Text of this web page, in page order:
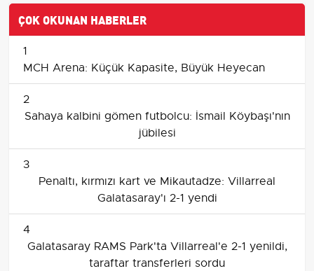
ÇOK OKUNAN HABERLER
1
MCH Arena: Küçük Kapasite, Büyük Heyecan
2
Sahaya kalbini gömen futbolcu: İsmail Köybaşı'nın
jübilesi
3
Penaltı, kırmızı kart ve Mikautadze: Villarreal
Galatasaray'ı 2-1 yendi
4
Galatasaray RAMS Park'ta Villarreal'e 2-1 yenildi,
taraftar transferleri sordu